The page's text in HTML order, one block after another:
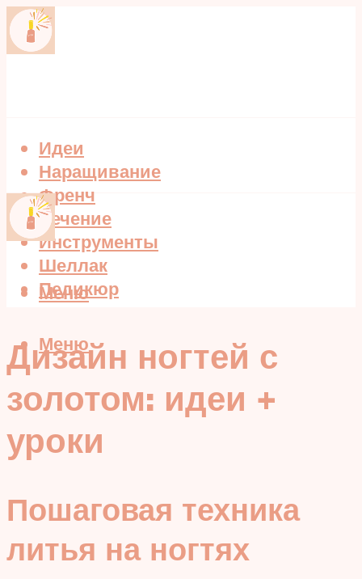
Идеи
Наращивание
Френч
Лечение
Инструменты
Шеллак
Педикюр
Меню
Меню
Дизайн ногтей с
золотом: идеи +
уроки
Пошаговая техника
литья на ногтях